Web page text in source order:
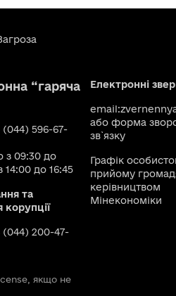
“гаряча
(044) 596-67-
з 09:30 до
14:00 до 16:45
та
корупції
(044) 200-47-
Електронні
email:
або форма
зв`язку
Графік
прийому
керівництвом
Мінекономіки
якщо не